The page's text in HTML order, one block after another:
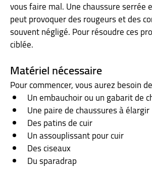
vous faire mal. Une chaussure serrée
peut provoquer des rougeurs et des
souvent négligé. Pour résoudre ces
ciblée.
Matériel nécessaire
Pour commencer, vous aurez besoin
Un embauchoir ou un gabarit de
Une paire de chaussures à élargir
Des patins de cuir
Un assouplissant pour cuir
Des ciseaux
Du sparadrap